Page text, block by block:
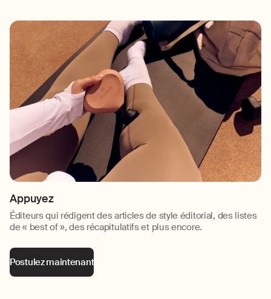
Appuyez
Éditeurs qui rédigent des articles de style éditorial, des listes
de « best of », des récapitulatifs et plus encore.
Postulez maintenant